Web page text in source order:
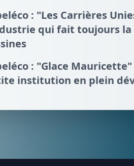
: "Les Carrières
qui fait toujours la
: "Glace
institution en plein